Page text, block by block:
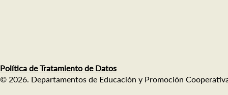
Política de Tratamiento de Datos
© 2026. Departamentos de Educación y Promoción